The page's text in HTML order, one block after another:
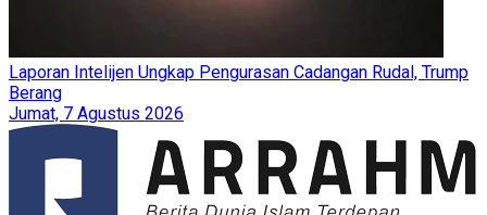
Laporan Intelijen Ungkap Pengurasan Cadangan Rudal, Trump
Berang
Jumat, 7 Agustus 2026